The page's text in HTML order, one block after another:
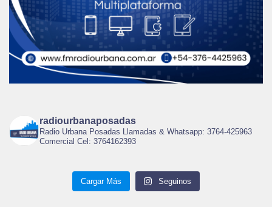
radiourbanaposadas
Radio Urbana Posadas Llamadas & Whatsapp: 3764-425963
Comercial Cel: 3764162393
Cargar Más Seguinos